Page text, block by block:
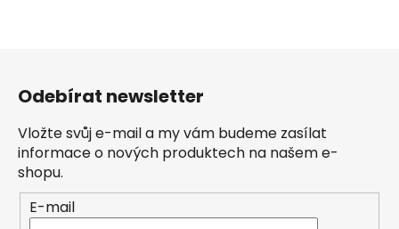
Odebírat newsletter
Vložte svůj e-mail a my vám budeme zasílat
informace o nových produktech na našem e-
shopu.
E-mail